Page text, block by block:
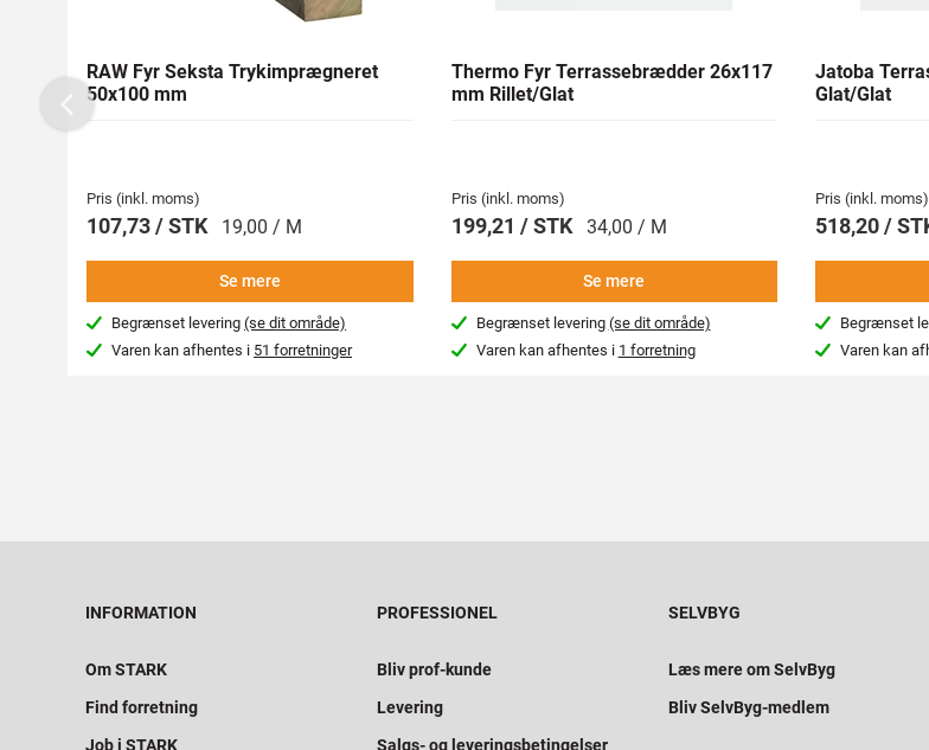
RAW Fyr Seksta Trykimprægneret
50x100 mm
Pris (inkl. moms)
107,73 / STK 19,00 / M
Se mere
Begrænset levering(se dit område)
Varen kan afhentes i 51 forretninger
Thermo Fyr Terrassebrædder 26x117
mm Rillet/Glat
Pris (inkl. moms)
199,21 / STK 34,00 / M
Se mere
Begrænset levering (se dit område)
Varen kan afhentes i 1 forretning
Jatoba
Glat/Glat
Pris (inkl. moms)
518,20 /
Begrænset
Varen kan
Previous
INFORMATION
Om STARK
Find forretning
Job i STARK
PROFESSIONEL
Bliv prof-kunde
Levering
Salgs- og leveringsbetingelser
SELVBYG
Læs mere om SelvByg
Bliv SelvByg-medlem